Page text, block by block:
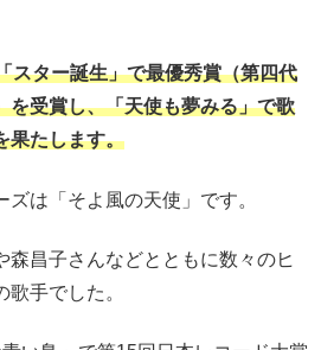
スター誕生」で最優秀賞（第四代
を受賞し、「天使も夢みる」で歌
果たします。
は「そよ風の天使」です。
森昌子さんなどとともに数々のヒ
手でした。